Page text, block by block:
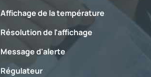
Affichage de la température
Résolution de l'affichage
Message d'alerte
Régulateur